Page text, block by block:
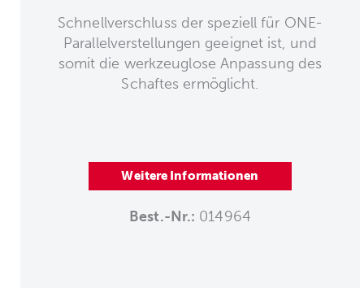
Schnellverschluss der speziell für ONE-
Parallelverstellungen geeignet ist, und
somit die werkzeuglose Anpassung des
Schaftes ermöglicht.
Weitere Informationen
Best.-Nr.: 014964